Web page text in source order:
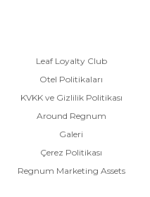
Leaf Loyalty Club
Otel Politikaları
KVKK ve Gizlilik Politikası
Around Regnum
Galeri
Çerez Politikası
Regnum Marketing Assets